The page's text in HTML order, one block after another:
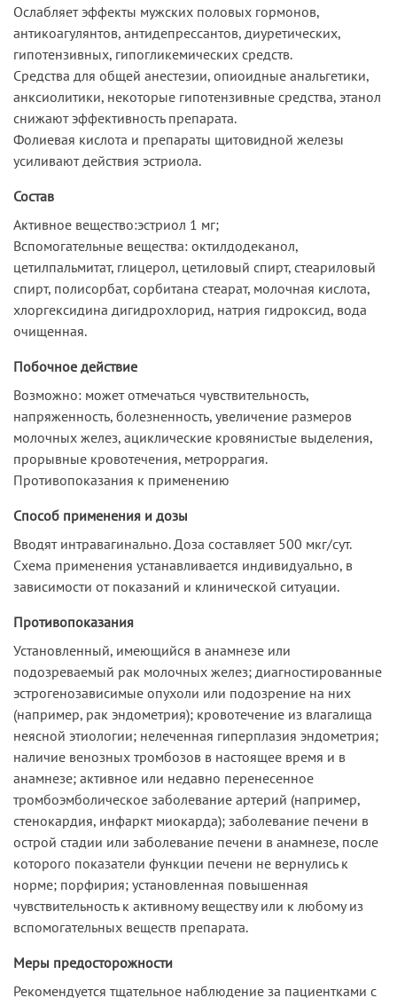
Ослабляет эффекты мужских половых гормонов,
антикоагулянтов, антидепрессантов, диуретических,
гипотензивных, гипогликемических средств.
Средства для общей анестезии, опиоидные анальгетики,
анксиолитики, некоторые гипотензивные средства, этанол
снижают эффективность препарата.
Фолиевая кислота и препараты щитовидной железы
усиливают действия эстриола.
Состав
Активное вещество:эстриол 1 мг;
Вспомогательные вещества: октилдодеканол,
цетилпальмитат, глицерол, цетиловый спирт, стеариловый
спирт, полисорбат, сорбитана стеарат, молочная кислота,
хлоргексидина дигидрохлорид, натрия гидроксид, вода
очищенная.
Побочное действие
Возможно: может отмечаться чувствительность,
напряженность, болезненность, увеличение размеров
молочных желез, ациклические кровянистые выделения,
прорывные кровотечения, метроррагия.
Противопоказания к применению
Способ применения и дозы
Вводят интравагинально. Доза составляет 500 мкг/сут.
Схема применения устанавливается индивидуально, в
зависимости от показаний и клинической ситуации.
Противопоказания
Установленный, имеющийся в анамнезе или
подозреваемый рак молочных желез; диагностированные
эстрогенозависимые опухоли или подозрение на них
(например, рак эндометрия); кровотечение из влагалища
неясной этиологии; нелеченная гиперплазия эндометрия;
наличие венозных тромбозов в настоящее время и в
анамнезе; активное или недавно перенесенное
тромбоэмболическое заболевание артерий (например,
стенокардия, инфаркт миокарда); заболевание печени в
острой стадии или заболевание печени в анамнезе, после
которого показатели функции печени не вернулись к
норме; порфирия; установленная повышенная
чувствительность к активному веществу или к любому из
вспомогательных веществ препарата.
Меры предосторожности
Рекомендуется тщательное наблюдение за пациентками с